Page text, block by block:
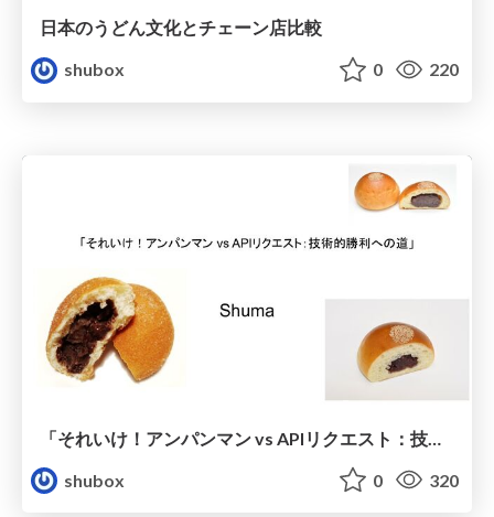
日本のうどん文化とチェーン店比較
shubox
0 220
shubox
0 320